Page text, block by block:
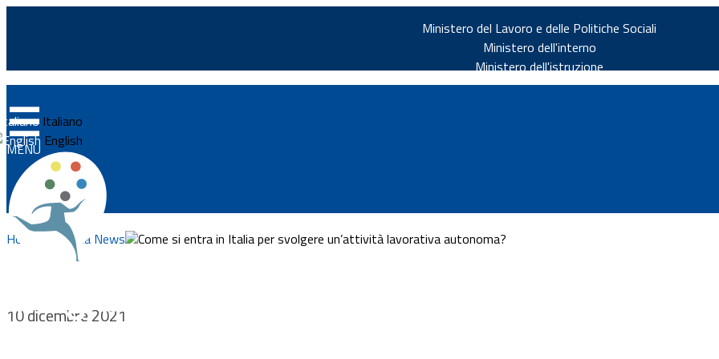
Home
News
Approfondimenti
Eventi
Normativa
Documenti
Ministero del Lavoro e delle Politiche Sociali
Ministero dell'interno
Ministero dell'istruzione
Italiano
English
☰
MENU
Integrazionemigranti.gov.it
Home Ricerca News Come si entra in Italia per svolgere un’attività lavorativa autonoma?
10 dicembre 2021